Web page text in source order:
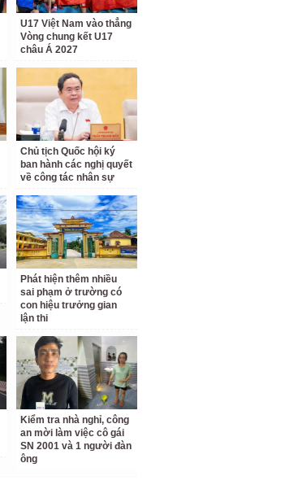
U17 Việt Nam vào thẳng
Vòng chung kết U17
châu Á 2027
Chủ tịch Quốc hội ký
ban hành các nghị quyết
về công tác nhân sự
Phát hiện thêm nhiều
sai phạm ở trường có
con hiệu trưởng gian
lận thi
Kiểm tra nhà nghỉ, công
an mời làm việc cô gái
SN 2001 và 1 người đàn
ông